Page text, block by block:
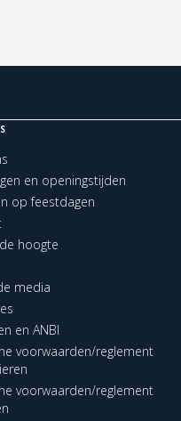
en openingstijden
op feestdagen
hoogte
media
en ANBI
voorwaarden/reglement
voorwaarden/reglement